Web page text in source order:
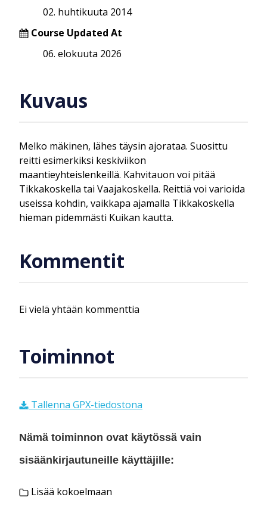
02. huhtikuuta 2014
Course Updated At
06. elokuuta 2026
Kuvaus
Melko mäkinen, lähes täysin ajorataa. Suosittu
reitti esimerkiksi keskiviikon
maantieyhteislenkeillä. Kahvitauon voi pitää
Tikkakoskella tai Vaajakoskella. Reittiä voi varioida
useissa kohdin, vaikkapa ajamalla Tikkakoskella
hieman pidemmästi Kuikan kautta.
Kommentit
Ei vielä yhtään kommenttia
Toiminnot
Tallenna GPX-tiedostona
Nämä toiminnon ovat käytössä vain
sisäänkirjautuneille käyttäjille:
Lisää kokoelmaan